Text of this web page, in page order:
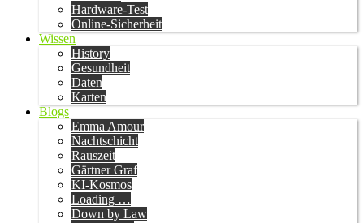
Hardware-Test
Online-Sicherheit
Wissen
History
Gesundheit
Daten
Karten
Blogs
Emma Amour
Nachtschicht
Rauszeit
Gärtner Graf
KI-Kosmos
Loading …
Down by Law